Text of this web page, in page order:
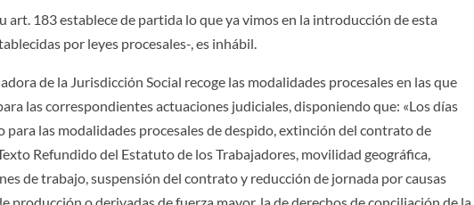
art. 183 establece de partida lo que ya vimos en la introducción de esta
por leyes procesales-, es inhábil.
de la Jurisdicción Social recoge las modalidades procesales en las que
las correspondientes actuaciones judiciales, disponiendo que: «Los días
para las modalidades procesales de despido, extinción del contrato de
Refundido del Estatuto de los Trabajadores, movilidad geográfica,
de trabajo, suspensión del contrato y reducción de jornada por causas